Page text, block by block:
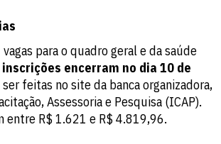
para o quadro geral e da saúde
inscrições encerram no dia 10 de
feitas no site da banca organizadora,
Assessoria e Pesquisa (ICAP).
entre R$ 1.621 e R$ 4.819,96.